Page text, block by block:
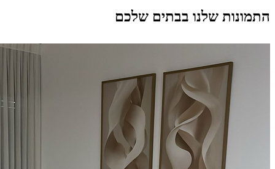
התמונות שלנו בבתים שלכם